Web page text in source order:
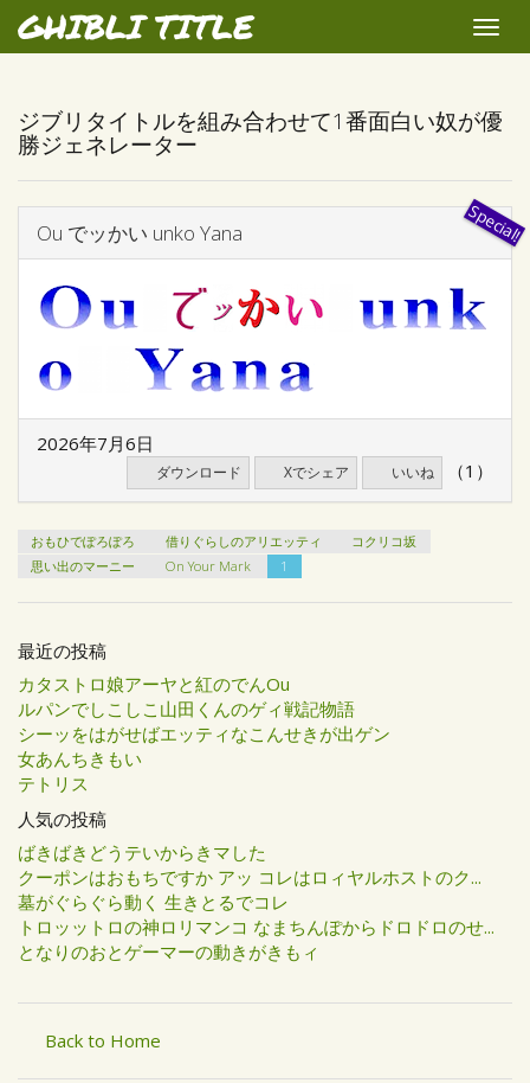
GHIBLI TITLE
Toggle
ジブリタイトルを組み合わせて1番面白い奴が優
勝ジェネレーター
Ou でッかい unko Yana
2026年7月6日
ダウンロード Xでシェア いいね （1）
おもひでぽろぽろ 借りぐらしのアリエッティ
コクリコ坂
思い出のマーニー
On Your Mark 1
最近の投稿
カタストロ娘アーヤと紅のでんOu
ルパンでしこしこ山田くんのゲィ戦記物語
シーッをはがせばエッティなこんせきが出ゲン
女あんちきもい
テトリス
人気の投稿
ばきばきどうテいからきマした
クーポンはおもちですか アッ コレはロィヤルホストのク...
墓がぐらぐら動く 生きとるでコレ
トロッットロの神ロリマンコ なまちんぽからドロドロのせ...
となりのおとゲーマーの動きがきもィ
Back to Home